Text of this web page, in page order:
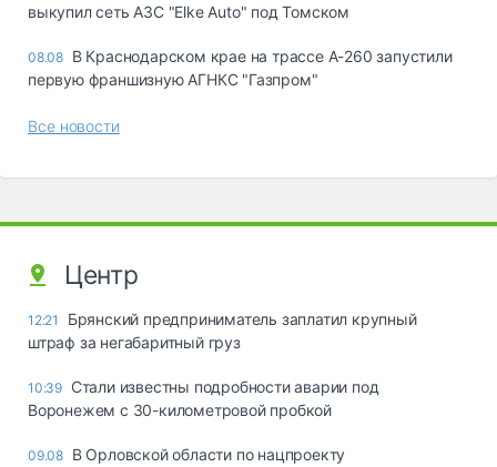
выкупил сеть АЗС "Elke Auto" под Томском
08.08 В Краснодарском крае на трассе А-260 запустили
первую франшизную АГНКС "Газпром"
Все новости
Центр
12:21
Брянский предприниматель заплатил крупный
штраф за негабаритный груз
10:39 Стали известны подробности аварии под
Воронежем с 30-километровой пробкой
09.08 В Орловской области по нацпроекту